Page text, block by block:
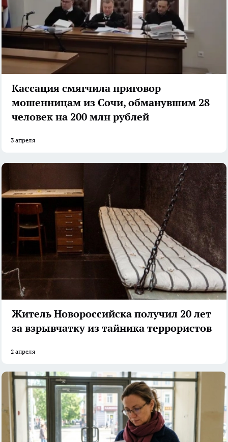
Кассация смягчила приговор
мошенницам из Сочи, обманувшим 28
человек на 200 млн рублей
3 апреля
Житель Новороссийска получил 20 лет
за взрывчатку из тайника террористов
2 апреля